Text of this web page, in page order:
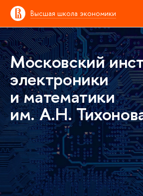
Высшая школа экономики
Московский
электроники
и математики
им. А.Н.